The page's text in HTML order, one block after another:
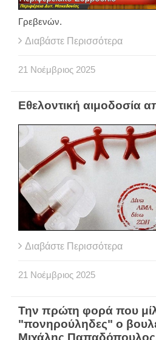
Γρεβενών.
Διαβάστε Περισσότερα
21 Νοέμβριος 2025
Εθελοντική αιμοδοσία
Διαβάστε Περισσότερα
21 Νοέμβριος 2025
Την πρώτη φορά που
"πονηρούληδες" ο
Μιχάλης